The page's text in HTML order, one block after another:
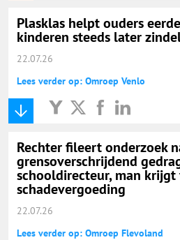
Plasklas helpt ouders
kinderen steeds later
22.07.26
Lees verder op: Omroep Venlo
Rechter fileert onderzoek
grensoverschrijdend
schooldirecteur, man krijgt
schadevergoeding
22.07.26
Lees verder op: Omroep Flevoland